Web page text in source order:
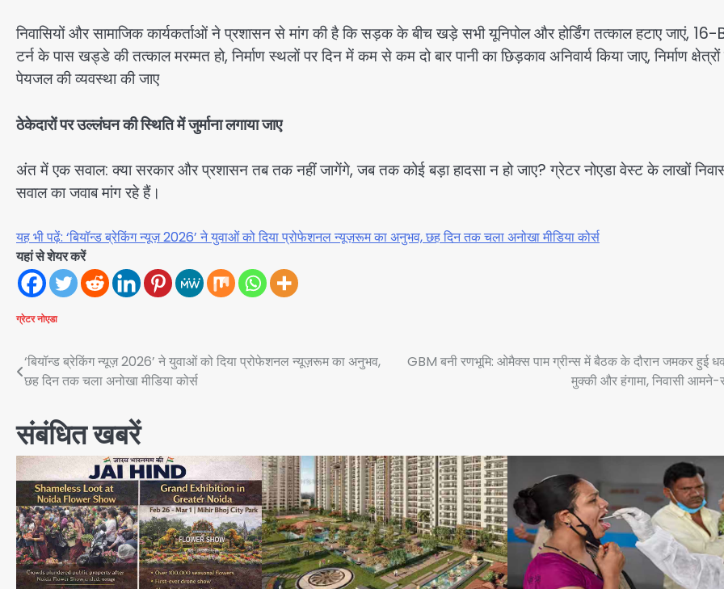
निवासियों और सामाजिक कार्यकर्ताओं ने प्रशासन से मांग की है कि सड़क के बीच खड़े सभी यूनिपोल और होर्डिंग तत्काल हटाए जाएं,
टर्न के पास खड्डे की तत्काल मरम्मत हो, निर्माण स्थलों पर दिन में कम से कम दो बार पानी का छिड़काव अनिवार्य किया जाए, निर्माण
पेयजल की व्यवस्था की जाए
ठेकेदारों पर उल्लंघन की स्थिति में जुर्माना लगाया जाए
अंत में एक सवाल: क्या सरकार और प्रशासन तब तक नहीं जागेंगे, जब तक कोई बड़ा हादसा न हो जाए? ग्रेटर नोएडा वेस्ट के लाखों
सवाल का जवाब मांग रहे हैं।
यह भी पढ़ें: ‘बियॉन्ड ब्रेकिंग न्यूज़ 2026’ ने युवाओं को दिया प्रोफेशनल न्यूज़रूम का अनुभव, छह दिन तक चला अनोखा मीडिया कोर्स
यहां से शेयर करें
ग्रेटर नोएडा
Post
navigation
‘बियॉन्ड ब्रेकिंग न्यूज़ 2026’ ने युवाओं को दिया प्रोफेशनल न्यूज़रूम का अनुभव,
छह दिन तक चला अनोखा मीडिया कोर्स
GBM बनी रणभूमि: ओमैक्स पाम ग्रीन्स में बैठक के दौरान जमकर हुई
मुक्की और हंगामा, निवासी आमने-
संबंधित खबरें